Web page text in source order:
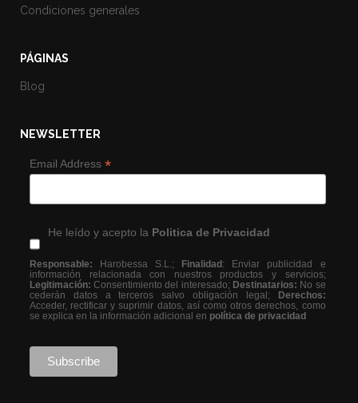
Condiciones generales
PÁGINAS
Blog
NEWSLETTER
Email Address *
He leído y acepto la Politica de Privacidad
Responsable: Harobessa S.L.; Finalidad: Enviar publicidad e
información relacionada con nuestros productos y servicios;
Legitimación: Consentimiento del interesado; Destinatarios: No se
cederán datos a terceros salvo obligación legal;
Derechos:
Acceder, rectificar y suprimir datos, así como otros derechos, como
se explica en la información adicional en política de privacidad